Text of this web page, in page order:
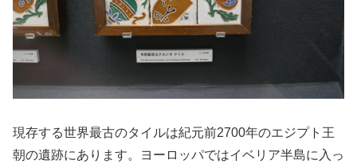
現存する世界最古のタイルは紀元前2700年のエジプト王
朝の遺跡にあります。ヨーロッパではイベリア半島に入っ